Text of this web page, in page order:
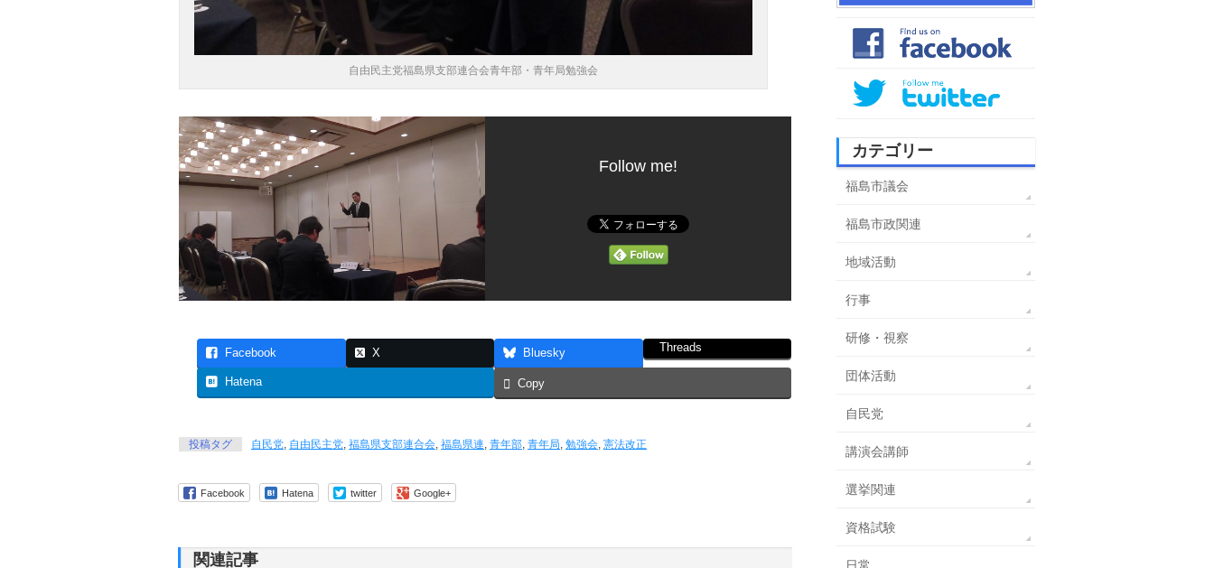
自由民主党福島県支部連合会青年部・青年局勉強会
Follow me!
Facebook X Bluesky Threads
Hatena Copy
投稿タグ 自民党, 自由民主党, 福島県支部連合会, 福島県連, 青年部, 青年局, 勉強会, 憲法改正
Facebook Hatena twitter Google+
関連記事
カテゴリー
福島市議会
福島市政関連
地域活動
行事
研修・視察
団体活動
自民党
講演会講師
選挙関連
資格試験